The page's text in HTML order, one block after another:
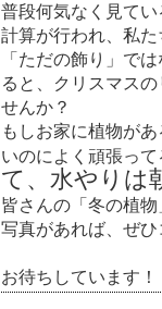
普段何気なく見て
計算が行われ、私
「ただの飾り」で
ると、クリスマス
せんか？
もしお家に植物が
いのによく頑張っ
て、水やりは
皆さんの「冬の植
写真があれば、ぜ
お待ちしています！